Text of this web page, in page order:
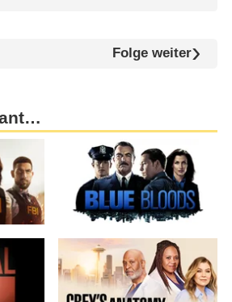
Folge weiter